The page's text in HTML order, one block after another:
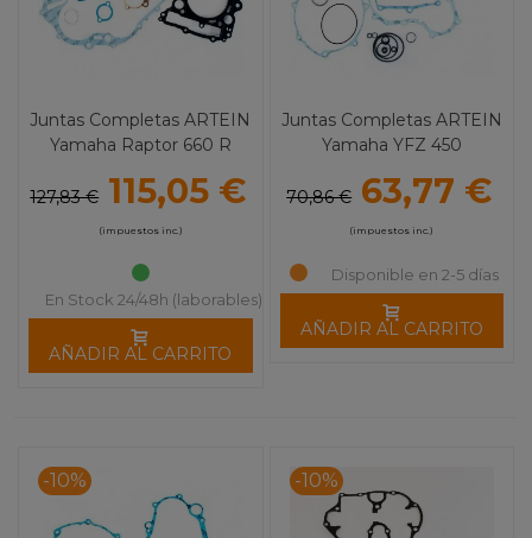
Juntas Completas ARTEIN
Yamaha Raptor 660 R
127,83 € 115,05 €
(impuestos inc.)
En Stock 24/48h (laborables)
AÑADIR AL CARRITO
Juntas Completas ARTEIN
Yamaha YFZ 450
70,86 € 63,77 €
(impuestos inc.)
Disponible en 2-5 días
AÑADIR AL CARRITO
-10% -10%